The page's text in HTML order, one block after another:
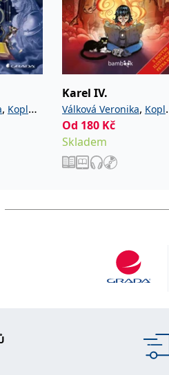
, Kopl
Karel IV.
Válková Veronika, Kopl
Petr
Od 180 Kč
Skladem